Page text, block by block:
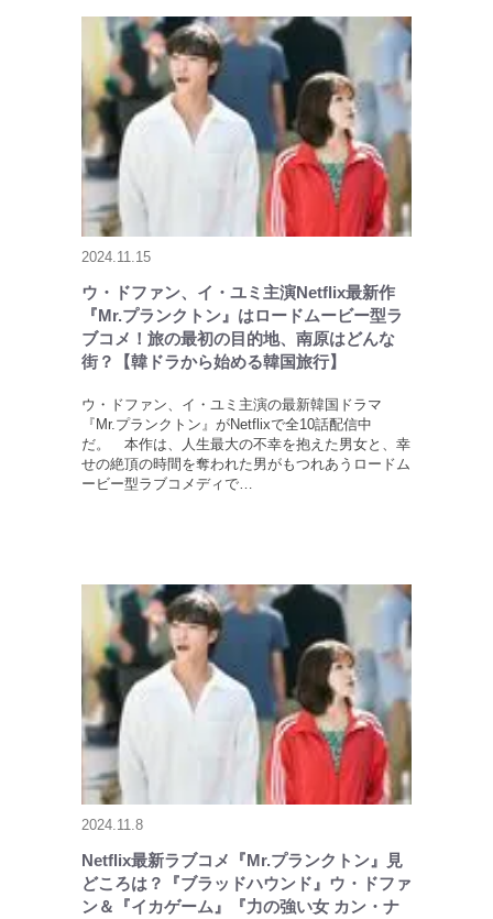
2024.11.15
ウ・ドファン、イ・ユミ主演Netflix最新作
『Mr.プランクトン』はロードムービー型ラ
ブコメ！旅の最初の目的地、南原はどんな
街？【韓ドラから始める韓国旅行】
ウ・ドファン、イ・ユミ主演の最新韓国ドラマ
『Mr.プランクトン』がNetflixで全10話配信中
だ。 本作は、人生最大の不幸を抱えた男女と、幸
せの絶頂の時間を奪われた男がもつれあうロードム
ービー型ラブコメディで…
2024.11.8
Netflix最新ラブコメ『Mr.プランクトン』見
どころは？『ブラッドハウンド』ウ・ドファ
ン＆『イカゲーム』『力の強い女 カン・ナ